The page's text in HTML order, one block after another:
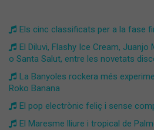
Els cinc classificats per a la fase
El Diluvi, Flashy Ice Cream,
o Santa Salut, entre les novetats
La Banyoles rockera més
Roko Banana
El pop electrònic feliç i sense
El Maresme lliure i tropical de